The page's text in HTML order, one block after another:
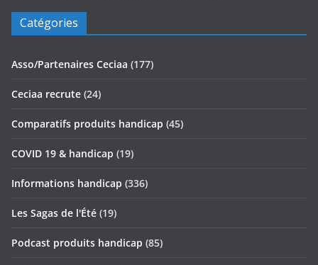
Catégories
Asso/Partenaires Ceciaa (177)
Ceciaa recrute (24)
Comparatifs produits handicap (45)
COVID 19 & handicap (19)
Informations handicap (336)
Les Sagas de l'Été (19)
Podcast produits handicap (85)